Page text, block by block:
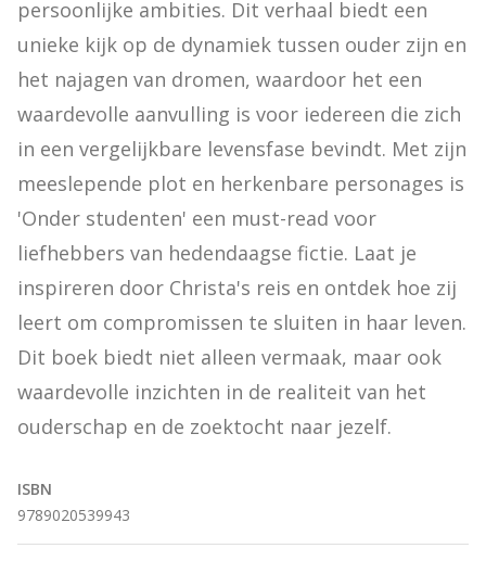
persoonlijke ambities. Dit verhaal biedt een
unieke kijk op de dynamiek tussen ouder zijn en
het najagen van dromen, waardoor het een
waardevolle aanvulling is voor iedereen die zich
in een vergelijkbare levensfase bevindt. Met zijn
meeslepende plot en herkenbare personages is
'Onder studenten' een must-read voor
liefhebbers van hedendaagse fictie. Laat je
inspireren door Christa's reis en ontdek hoe zij
leert om compromissen te sluiten in haar leven.
Dit boek biedt niet alleen vermaak, maar ook
waardevolle inzichten in de realiteit van het
ouderschap en de zoektocht naar jezelf.
ISBN
9789020539943